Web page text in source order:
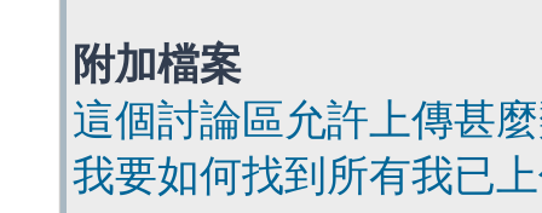
附加檔案
這個討論區允許上傳甚
我要如何找到所有我已